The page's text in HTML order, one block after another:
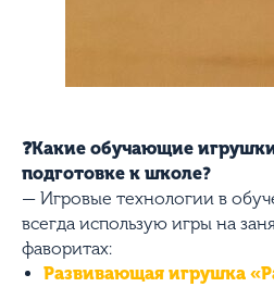
❓Какие обучающие
подготовке к школе?
— Игровые технологии в
всегда использую игры на
фаворитах:
Развивающая игрушка